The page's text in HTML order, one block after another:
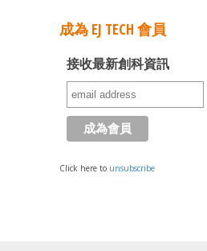
成為 EJ TECH 會員
接收最新創科資訊
Click here to unsubscribe